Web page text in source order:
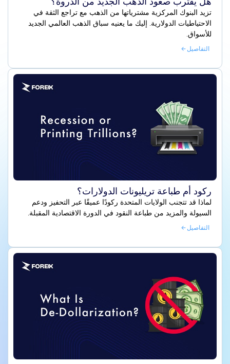
تزيد البنوك المركزية مشترياتها من الذهب مع تراجع الثقة في
الاحتياطيات الدولارية. إليك ما يعنيه سباق الذهب العالمي الجديد
للأسواق.
التفاصيل
ركود أم طباعة تريليونات الدولارات؟
لماذا قد تتجنب الولايات المتحدة ركودًا عميقًا عبر التحفيز ودعم
السيولة والمزيد من طباعة النقود في الدورة الاقتصادية المقبلة.
التفاصيل